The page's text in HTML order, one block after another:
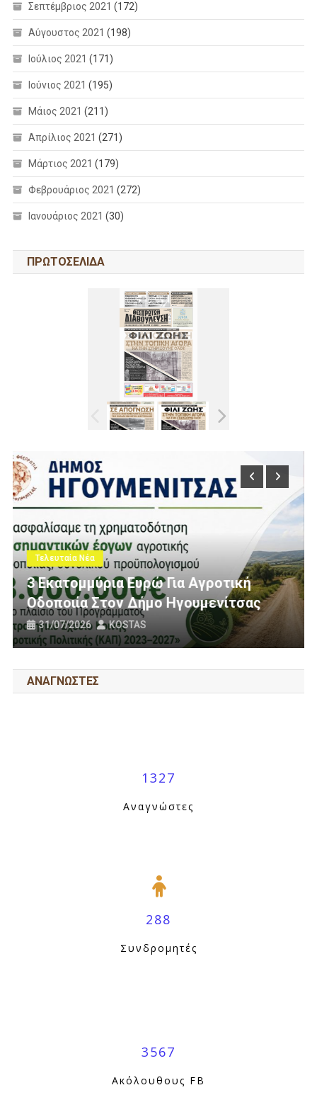
Σεπτέμβριος 2021 (172)
Αύγουστος 2021 (198)
Ιούλιος 2021 (171)
Ιούνιος 2021 (195)
Μάιος 2021 (211)
Απρίλιος 2021 (271)
Μάρτιος 2021 (179)
Φεβρουάριος 2021 (272)
Ιανουάριος 2021 (30)
ΠΡΩΤΟΣΕΛΙΔΑ
Τελευταία Νέα
Πολίτες Θεσπρωτίας Ενάντια Στις
Ανεμογεννήτριες: Ποιον
Πανό Μας;
25/07/2026 KOSTAS
ΑΝΑΓΝΩΣΤΕΣ
1327
Αναγνώστες
288
Συνδρομητές
3567
Ακόλουθους FB